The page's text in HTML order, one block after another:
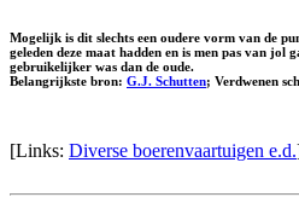
Mogelijk is dit slechts een oudere vorm van de
geleden deze maat hadden en is men pas van jol
gebruikelijker was dan de oude.
Belangrijkste bron: G.J. Schutten; Verdwenen
[Links: Diverse boerenvaartuigen e.d.